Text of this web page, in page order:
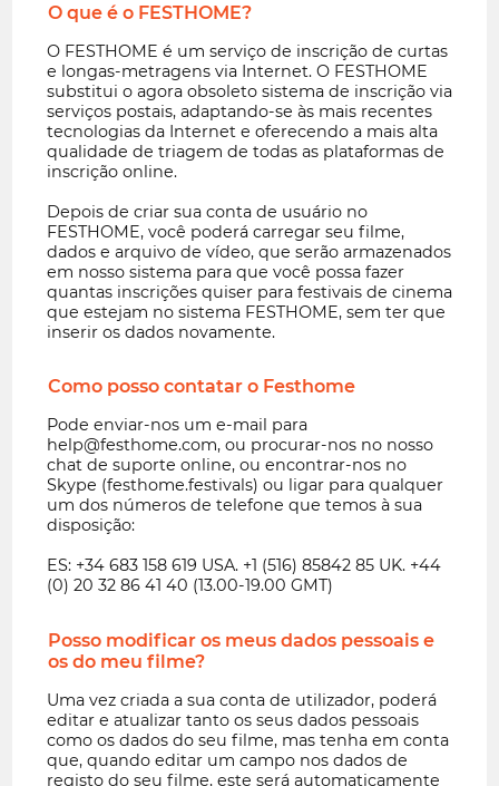
O que é o FESTHOME?
O FESTHOME é um serviço de inscrição de curtas
e longas-metragens via Internet. O FESTHOME
substitui o agora obsoleto sistema de inscrição via
serviços postais, adaptando-se às mais recentes
tecnologias da Internet e oferecendo a mais alta
qualidade de triagem de todas as plataformas de
inscrição online.
Depois de criar sua conta de usuário no
FESTHOME, você poderá carregar seu filme,
dados e arquivo de vídeo, que serão armazenados
em nosso sistema para que você possa fazer
quantas inscrições quiser para festivais de cinema
que estejam no sistema FESTHOME, sem ter que
inserir os dados novamente.
Como posso contatar o Festhome
Pode enviar-nos um e-mail para
help@festhome.com, ou procurar-nos no nosso
chat de suporte online, ou encontrar-nos no
Skype (festhome.festivals) ou ligar para qualquer
um dos números de telefone que temos à sua
disposição:
ES: +34 683 158 619 USA. +1 (516) 85842 85 UK. +44
(0) 20 32 86 41 40 (13.00-19.00 GMT)
Posso modificar os meus dados pessoais e
os do meu filme?
Uma vez criada a sua conta de utilizador, poderá
editar e atualizar tanto os seus dados pessoais
como os dados do seu filme, mas tenha em conta
que, quando editar um campo nos dados de
registo do seu filme, este será automaticamente